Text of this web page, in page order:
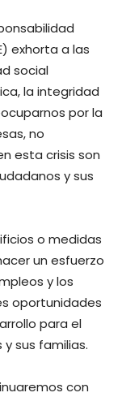
exhorta a las
social
la integridad
por la
no
esta crisis son
y sus
o medidas
un esfuerzo
y los
oportunidades
para el
sus familias.
con